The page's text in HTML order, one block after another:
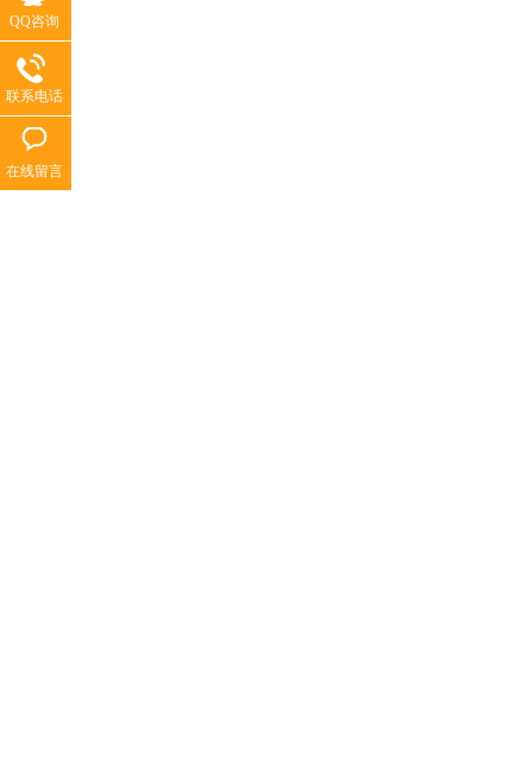
QQ咨询
联系电话
在线留言